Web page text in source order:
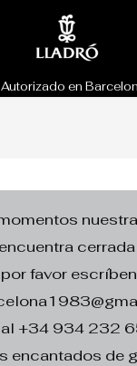
en
favor
+34 934 232
encantados de